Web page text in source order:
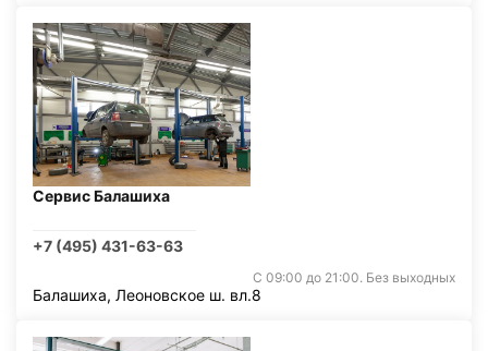
Сервис Балашиха
+7 (495) 431-63-63
С 09:00 до 21:00. Без выходных
Балашиха, Леоновское ш. вл.8